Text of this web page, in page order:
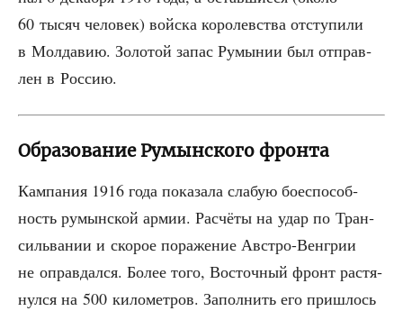
60 тысяч чело­век) вой­ска коро­лев­ства отсту­пи­ли
в Мол­да­вию. Золо­той запас Румы­нии был отправ­
лен в Россию.
Образование Румынского фронта
Кам­па­ния 1916 года пока­за­ла сла­бую бое­спо­соб­
ность румын­ской армии. Рас­чё­ты на удар по Тран­
силь­ва­нии и ско­рое пора­же­ние Авст­ро-Вен­грии
не оправ­дал­ся. Более того, Восточ­ный фронт рас­тя­
нул­ся на 500 кило­мет­ров. Запол­нить его при­шлось